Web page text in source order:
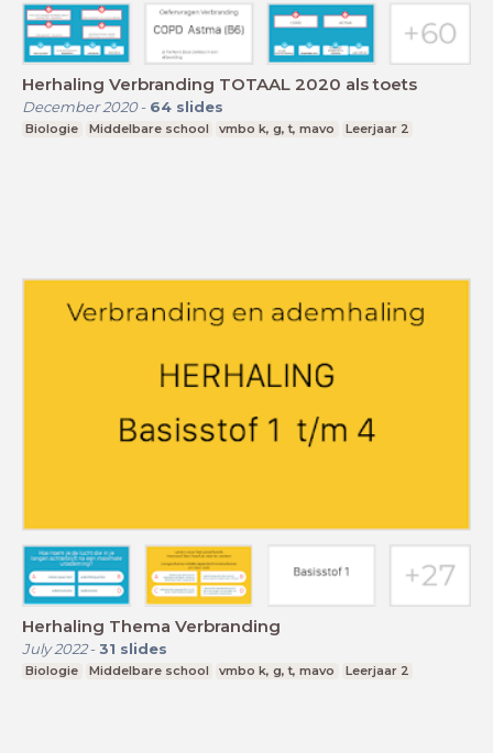
Herhaling Verbranding TOTAAL 2020 als toets
December 2020- 64 slides
Biologie Middelbare school vmbo k, g, t, mavo Leerjaar 2
Herhaling Thema Verbranding
July 2022- 31 slides
Biologie Middelbare school vmbo k, g, t, mavo Leerjaar 2